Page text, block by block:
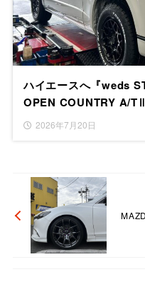
ハイエースへ『weds
OPEN COUNTRY A/
2026年7月20日